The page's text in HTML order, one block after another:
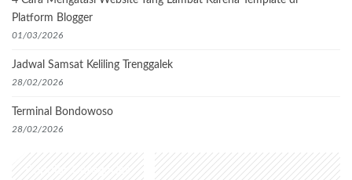
Platform Blogger
01/03/2026
Jadwal Samsat Keliling Trenggalek
28/02/2026
Terminal Bondowoso
28/02/2026
Popular Categories